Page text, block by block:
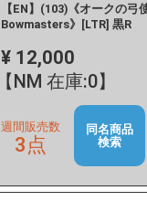
【EN】(103)《オークの弓
Bowmasters》[LTR] 黒R
¥ 12,000
【NM 在庫:0】
週間販売数
3点
同名商品
検索